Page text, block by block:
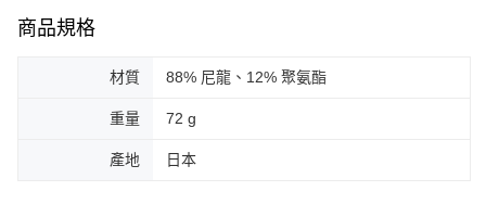
商品規格
材質 88% 尼龍、12% 聚氨酯
重量 72 g
產地 日本